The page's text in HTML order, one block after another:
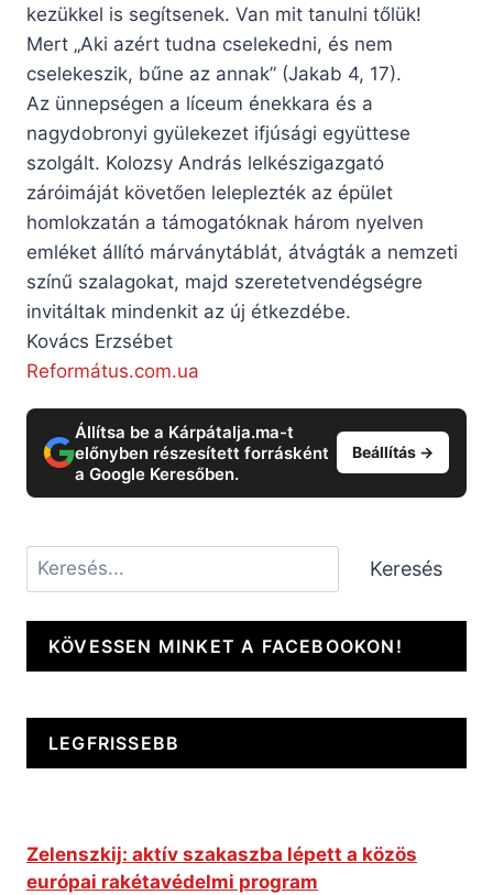
kezükkel is segítsenek. Van mit tanulni tőlük!
Mert „Aki azért tudna cselekedni, és nem
cselekeszik, bűne az annak” (Jakab 4, 17).
Az ünnepségen a líceum énekkara és a
nagydobronyi gyülekezet ifjúsági együttese
szolgált. Kolozsy András lelkészigazgató
záróimáját követően leleplezték az épület
homlokzatán a támogatóknak három nyelven
emléket állító márványtáblát, átvágták a nemzeti
színű szalagokat, majd szeretetvendégségre
invitáltak mindenkit az új étkezdébe.
Kovács Erzsébet
Református.com.ua
Állítsa be a Kárpátalja.ma-t
előnyben részesített forrásként
a Google Keresőben.
Beállítás →
Keresés Keresés
KÖVESSEN MINKET A FACEBOOKON!
LEGFRISSEBB
Zelenszkij: aktív szakaszba lépett a közös
európai rakétavédelmi program